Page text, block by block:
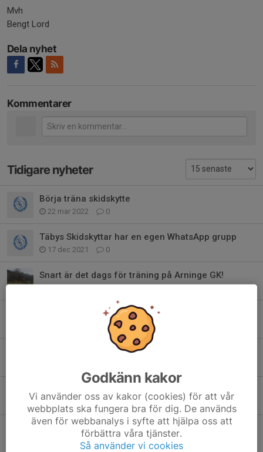
Mvh
Bengt Lord
Dela nyhet
Kommentarer
Tidigare nyheter
Börja träna skidskytte
22 mar 2022 0
Täbys Skidskyttar har en egen WhatsApp grupp
17 dec 2021 0
Snart är det dags för träning på Arninge GK!
14 nov 2021 0
Fantastisk träningskväll vid Gullsjön!
Nu är barmarksträningen för skidskyttarna igång!
28 mar 2021 2
Våra skidskyttar tar guld!
9 okt 2020 0
Godkänn kakor
Vi använder oss av kakor (cookies) för att vår
webbplats ska fungera bra för dig. De används
även för webbanalys i syfte att hjälpa oss att
förbättra våra tjänster.
Så använder vi cookies